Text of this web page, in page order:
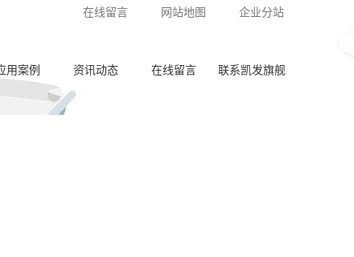
在线留言 网站地图 企业分站
用案例 资讯动态 在线留言 联系凯发旗舰